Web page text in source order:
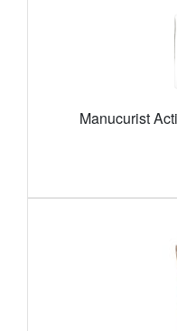
Manucurist